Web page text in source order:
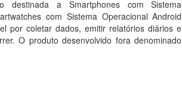
destinada a Smartphones com Sistema
com Sistema Operacional Android
por coletar dados, emitir relatórios diários e
O produto desenvolvido fora denominado